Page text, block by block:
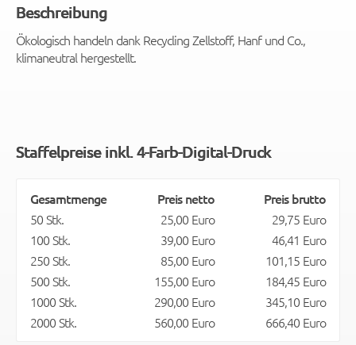
Beschreibung
Ökologisch handeln dank Recycling Zellstoff, Hanf und Co.,
klimaneutral hergestellt.
Staffelpreise inkl. 4-Farb-Digital-Druck
Gesamtmenge Preis netto
Preis brutto
50 Stk.
25,00 Euro
29,75 Euro
100 Stk.
39,00 Euro
46,41 Euro
250 Stk.
85,00 Euro
101,15 Euro
500 Stk.
155,00 Euro
184,45 Euro
1000 Stk.
290,00 Euro
345,10 Euro
2000 Stk.
560,00 Euro 666,40 Euro